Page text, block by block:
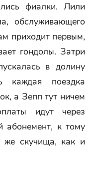
фиалки. Лили
обслуживающего
приходит первым,
гондолы. Затри
в долину
каждая поездка
а Зепп тут ничем
идут через
абонемент, к тому
же скучища, как и